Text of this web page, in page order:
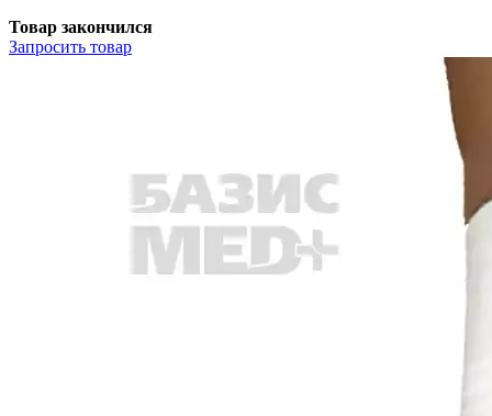
Товар закончился
Запросить товар